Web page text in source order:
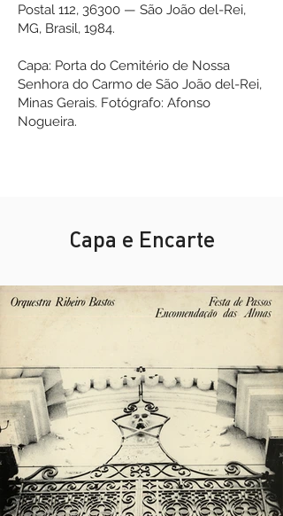
Postal 112, 36300 — São João del-Rei,
MG, Brasil, 1984.
Capa: Porta do Cemitério de Nossa
Senhora do Carmo de São João del-Rei,
Minas Gerais. Fotógrafo: Afonso
Nogueira.
Capa e Encarte